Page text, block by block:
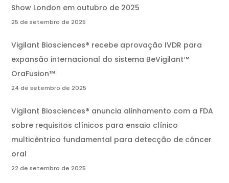
Show London em outubro de 2025
25 de setembro de 2025
Vigilant Biosciences® recebe aprovação IVDR para
expansão internacional do sistema BeVigilant™
OraFusion™
24 de setembro de 2025
Vigilant Biosciences® anuncia alinhamento com a FDA
sobre requisitos clínicos para ensaio clínico
multicêntrico fundamental para detecção de câncer
oral
22 de setembro de 2025